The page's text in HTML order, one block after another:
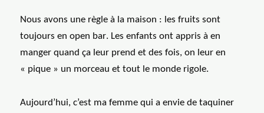
Nous avons une règle à la maison : les fruits sont
toujours en open bar. Les enfants ont appris à en
manger quand ça leur prend et des fois, on leur en
« pique » un morceau et tout le monde rigole.
Aujourd’hui, c’est ma femme qui a envie de taquiner